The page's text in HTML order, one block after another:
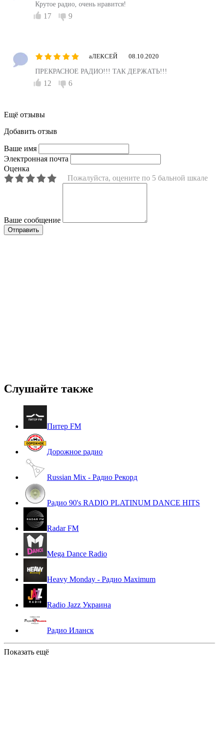
Крутое радио, очень нравится!
17 9
аЛЕКСЕЙ 08.10.2020
ПРЕКРАСНОЕ РАДИО!!! ТАК ДЕРЖАТЬ!!!
12 6
Ещё отзывы
Добавить отзыв
Ваше имя
Электронная почта
Оценка
Пожалуйста, оцените по 5 бальной шкале
Ваше сообщение
Слушайте также
Питер FM
Дорожное радио
Russian Mix - Радио Рекорд
Радио 90's RADIO PLATINUM DANCE HITS
Radar FM
Mega Dance Radio
Heavy Monday - Радио Maximum
Radio Jazz Украина
Радио Иланск
Показать ещё